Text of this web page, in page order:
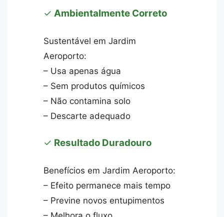
✓Ambientalmente Correto
Sustentável em Jardim
Aeroporto:
– Usa apenas água
– Sem produtos químicos
– Não contamina solo
– Descarte adequado
✓ Resultado Duradouro
Benefícios em Jardim Aeroporto:
– Efeito permanece mais tempo
– Previne novos entupimentos